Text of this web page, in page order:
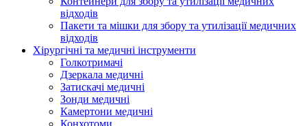
відходів
Пакети та мішки для збору та утилізації медичних
відходів
Хірургічні та медичні інструменти
Голкотримачі
Дзеркала медичні
Затискачі медичні
Зонди медичні
Камертони медичні